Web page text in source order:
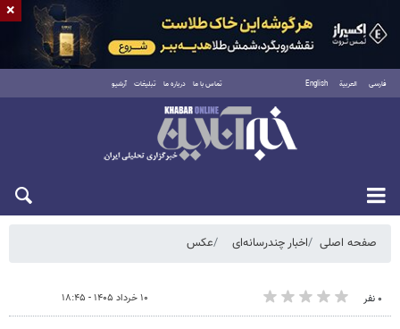
فارسی العربية English تماس با ما درباره ما تبلیغات آرشیو
شنبه ۱۷ مرداد ۱۴۰۵
صفحه اصلی اخبار چندرسانه‌ای عکس
۰ نفر ۱۰ خرداد ۱۴۰۵ - ۱۸:۴۵
×